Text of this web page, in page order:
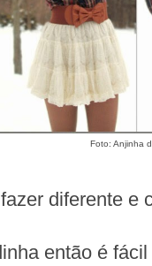
Foto: Anjinha
diferente e
então é